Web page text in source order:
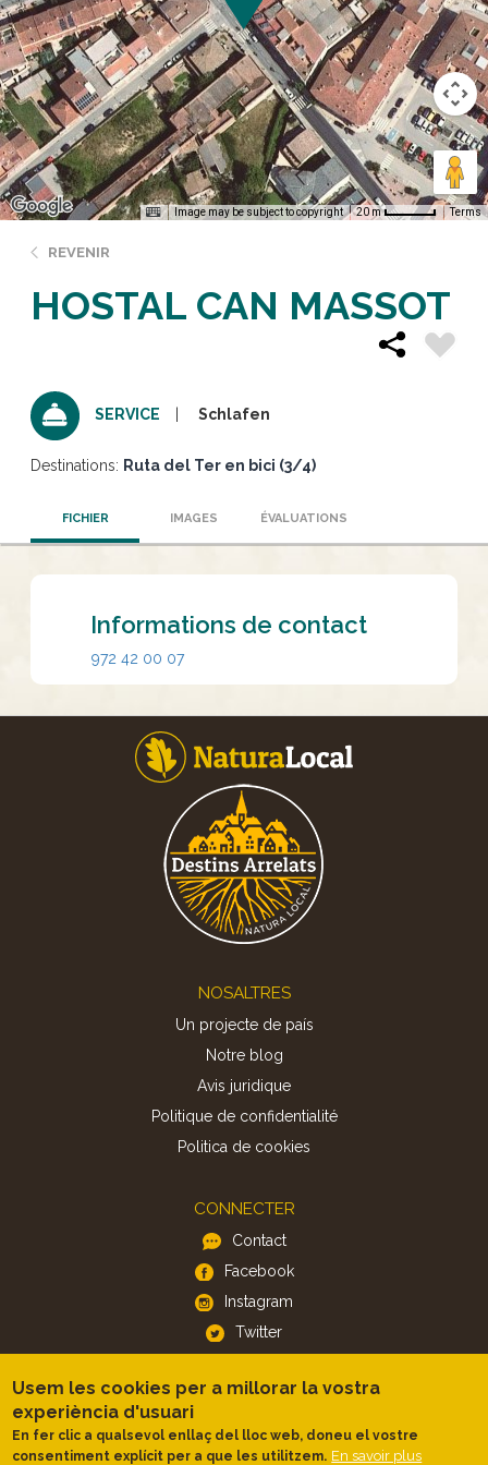
Image may be subject to copyright 20 m Terms
REVENIR
HOSTAL CAN MASSOT
SERVICE Schlafen
Destinations: Ruta del Ter en bici (3/4)
FICHIER IMAGES ÉVALUATIONS
Informations de contact
972 42 00 07
NOSALTRES
Un projecte de país
Notre blog
Avis juridique
Politique de confidentialité
Politica de cookies
CONNECTER
Contact
Facebook
Instagram
Twitter
APP
iOS
Android
Usem les cookies per a millorar la vostra
experiència d'usuari
En fer clic a qualsevol enllaç del lloc web, doneu el vostre
consentiment explícit per a que les utilitzem. En savoir plus